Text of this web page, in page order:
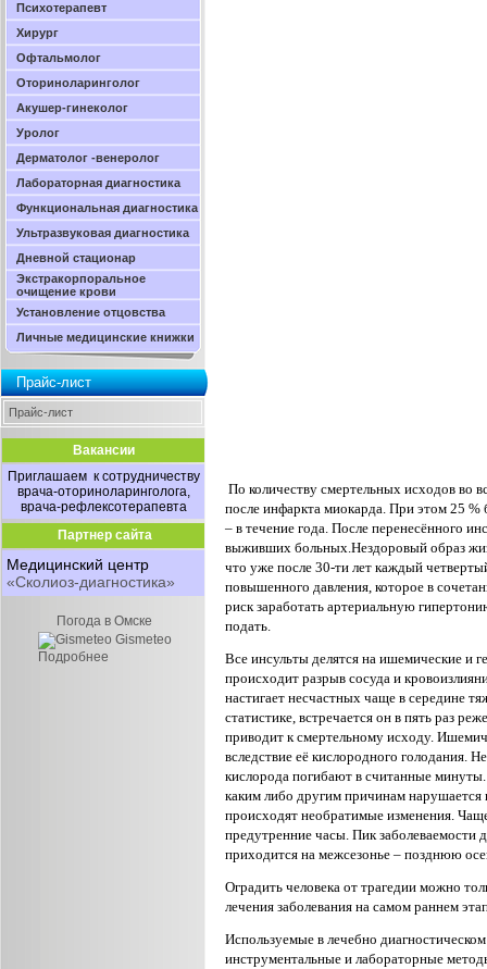
Психотерапевт
Хирург
Офтальмолог
Оториноларинголог
Акушер-гинеколог
Уролог
Дерматолог -венеролог
Лабораторная диагностика
Функциональная диагностика
Ультразвуковая диагностика
Дневной стационар
Экстракорпоральное
очищение крови
Установление отцовства
Личные медицинские книжки
Прайс-лист
Прайс-лист
Вакансии
Приглашаем к сотрудничеству
врача-оториноларинголога,
врача-рефлексотерапевта
Партнер сайта
Медицинский центр
«Сколиоз-диагностика»
Погода в Омске
Gismeteo
Подробнее
По количеству смертельных исходов во
после инфаркта миокарда. При этом 25 %
– в течение года. После перенесённого
выживших больных.Нездоровый образ
что уже после 30-ти лет каждый
повышенного давления, которое в
риск заработать артериальную
подать.
Все инсульты делятся на ишемические и
происходит разрыв сосуда и
настигает несчастных чаще в середине
статистике, встречается он в пять раз
приводит к смертельному исходу.
вследствие её кислородного голодания.
кислорода погибают в считанные минуты.
каким либо другим причинам нарушается
происходят необратимые изменения.
предутренние часы. Пик заболеваемости
приходится на межсезонье – позднюю
Оградить человека от трагедии можно
лечения заболевания на самом раннем
Используемые в лечебно
инструментальные и лабораторные ме